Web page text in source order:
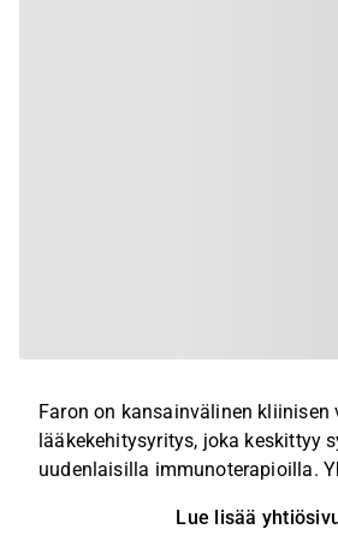
Faron on kansainvälinen kliinisen
lääkekehitysyritys, joka keskittyy
uudenlaisilla immunoterapioilla.
löytämällä uusia tapoja hallita ja
Lue lisää